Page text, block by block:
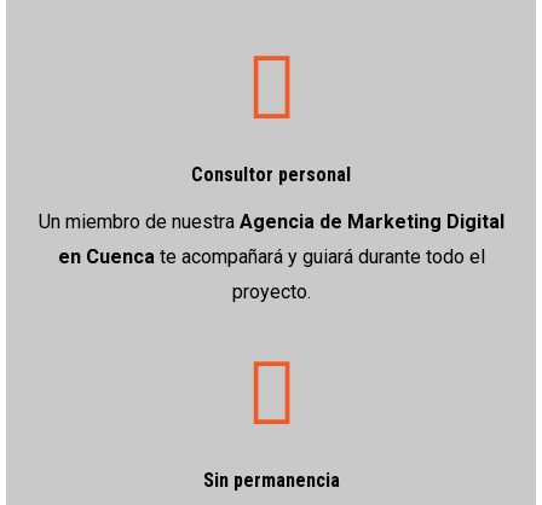
Consultor personal
Un miembro de nuestra Agencia de Marketing Digital
en Cuencate acompañará y guiará durante todo el
proyecto.
Sin permanencia